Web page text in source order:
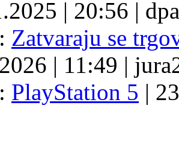
| 20:56 |
: Zatvaraju se
| 11:49 |
: PlayStation 5 |